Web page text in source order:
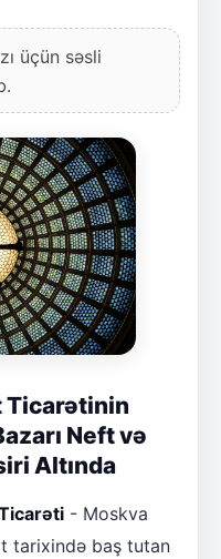
üçün səsli
Ticarətinin
Neft və
Altında
- Moskva
tarixində baş tutan